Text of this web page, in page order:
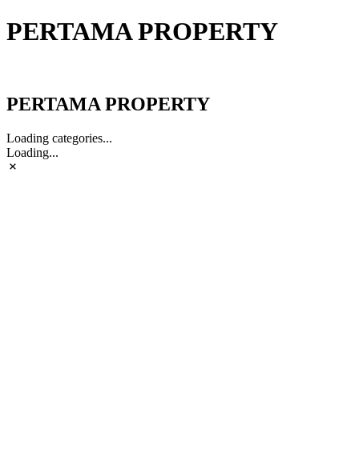
PERTAMA PROPERTY
PERTAMA PROPERTY
Loading categories...
Loading...